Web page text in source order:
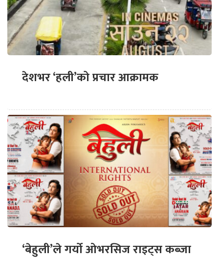
देशभर ‘हली’को प्रचार आक्रामक
‘बेहुली’ले गर्यो ओभरसिज राइट्स कब्जा